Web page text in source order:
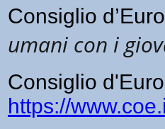
Consiglio
umani con i
Consiglio
https://